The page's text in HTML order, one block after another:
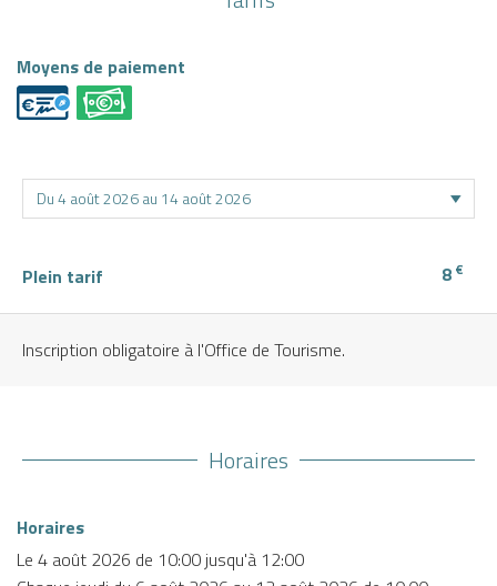
Moyens de paiement
Plein tarif 8 €
Inscription obligatoire à l'Office de Tourisme.
Horaires
Horaires
Le 4 août 2026 de 10:00 jusqu'à 12:00